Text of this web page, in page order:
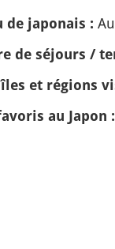
de japonais :
de séjours /
et régions
au Japon :